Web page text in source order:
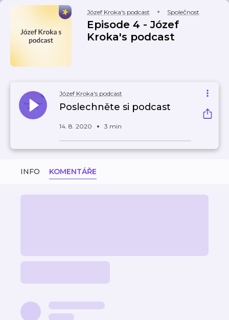
Józef Kroka's podcast Společnost
Episode 4 - Józef
Kroka's podcast
Józef Kroka's podcast
Poslechněte si podcast
14. 8. 2020 3 min
INFO KOMENTÁŘE